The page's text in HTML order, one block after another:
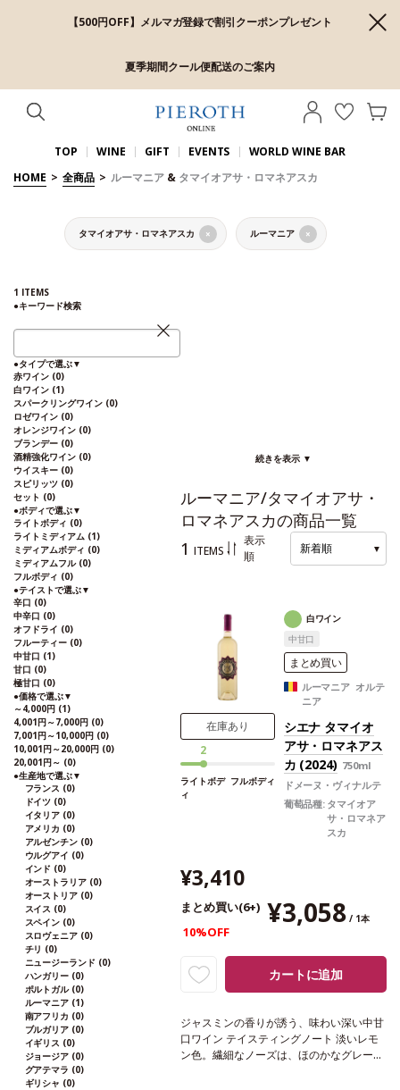
【500円OFF】メルマガ登録で割引クーポンプレゼント
夏季期間クール便配送のご案内
TOP WINE GIFT EVENTS
WORLD WINE BAR
HOME > 全商品 > ルーマニア& タマイオアサ・ロマネアスカ
タマイオアサ・ロマネアスカ × ルーマニア ×
1 ITEMS
●キーワード検索
●タイプで選ぶ▼
赤ワイン (0)
白ワイン (1)
スパークリングワイン (0)
ロゼワイン (0)
オレンジワイン (0)
ブランデー (0)
酒精強化ワイン (0)
ウイスキー (0)
スピリッツ (0)
セット (0)
●ボディで選ぶ▼
ライトボディ (0)
ライトミディアム (1)
ミディアムボディ (0)
ミディアムフル (0)
フルボディ (0)
●テイストで選ぶ▼
辛口 (0)
中辛口 (0)
オフドライ (0)
フルーティー (0)
中甘口 (1)
甘口 (0)
極甘口 (0)
●価格で選ぶ▼
～4,000円 (1)
4,001円～7,000円 (0)
7,001円～10,000円 (0)
10,001円～20,000円 (0)
20,001円～ (0)
●生産地で選ぶ▼
フランス (0)
ドイツ (0)
イタリア (0)
アメリカ (0)
アルゼンチン (0)
ウルグアイ (0)
インド (0)
オーストラリア (0)
オーストリア (0)
スイス (0)
スペイン (0)
スロヴェニア (0)
チリ (0)
ニュージーランド (0)
ハンガリー (0)
ポルトガル (0)
ルーマニア (1)
南アフリカ (0)
ブルガリア (0)
イギリス (0)
ジョージア (0)
グアテマラ (0)
ギリシャ (0)
続きを表示 ▼
ルーマニア/タマイオアサ・
ロマネアスカの商品一覧
1 ITEMS
表示
順
新着順 ▼
在庫あり
2
ライトボデ
ィ
フルボディ
白ワイン
中甘口
まとめ買い
ルーマニア オルテ
ニア
シエナ タマイオ
アサ・ロマネアス
カ (2024) 750ml
ドメーヌ・ヴィナルテ
葡萄品種: タマイオア
サ・ロマネア
スカ
¥3,410
まとめ買い(6+) ¥3,058/ 1本
10%OFF
カートに追加
ジャスミンの香りが誘う、味わい深い中甘
口ワイン テイスティングノート 淡いレモ
ン色。繊細なノーズは、ほのかなグレープ